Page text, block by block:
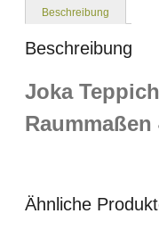
Beschreibung
Beschreibung
Joka
Ähnliche